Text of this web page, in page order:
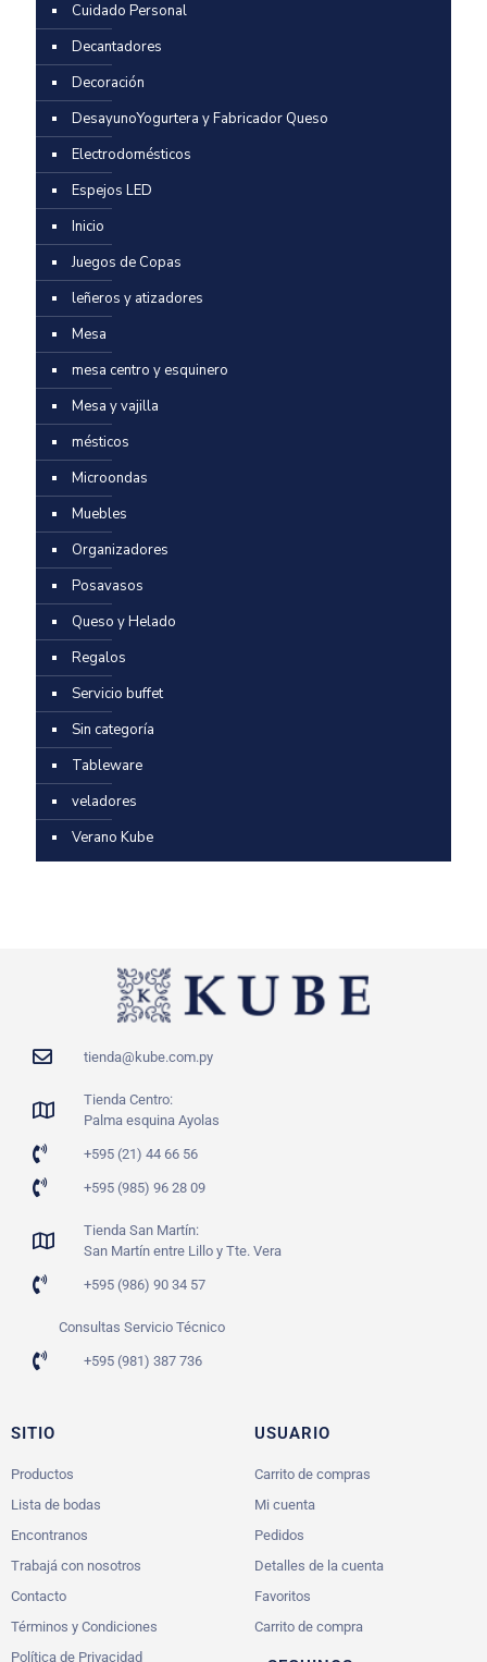
Cuidado Personal
Decantadores
Decoración
DesayunoYogurtera y Fabricador Queso
Electrodomésticos
Espejos LED
Inicio
Juegos de Copas
leñeros y atizadores
Mesa
mesa centro y esquinero
Mesa y vajilla
mésticos
Microondas
Muebles
Organizadores
Posavasos
Queso y Helado
Regalos
Servicio buffet
Sin categoría
Tableware
veladores
Verano Kube
tienda@kube.com.py
Tienda Centro:
Palma esquina Ayolas
+595 (21) 44 66 56
+595 (985) 96 28 09
Tienda San Martín:
San Martín entre Lillo y Tte. Vera
+595 (986) 90 34 57
Consultas Servicio Técnico
+595 (981) 387 736
SITIO
Productos
Lista de bodas
Encontranos
Trabajá con nosotros
Contacto
Términos y Condiciones
Política de Privacidad
USUARIO
Carrito de compras
Mi cuenta
Pedidos
Detalles de la cuenta
Favoritos
Carrito de compra